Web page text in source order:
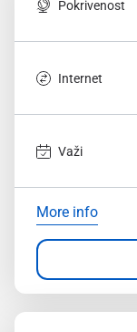
Pokrivenost
Internet
Važi
More info